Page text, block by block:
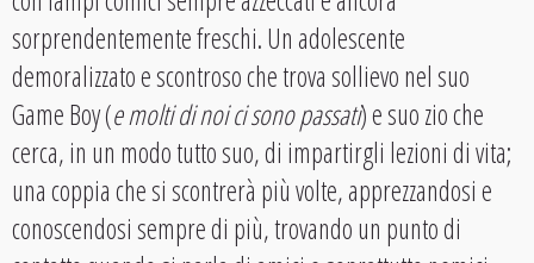
sorprendentemente freschi. Un adolescente
demoralizzato e scontroso che trova sollievo nel suo
Game Boy (e molti di noi ci sono passati) e suo zio che
cerca, in un modo tutto suo, di impartirgli lezioni di vita;
una coppia che si scontrerà più volte, apprezzandosi e
conoscendosi sempre di più, trovando un punto di